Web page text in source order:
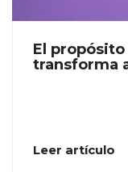
El
transforma
Leer artículo